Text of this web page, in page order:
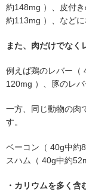
約148mg ）、皮付
約113mg ）、などに
また、肉だけでなく
例えば鶏のレバー（
120mg ）、豚のレ
一方、同じ動物の肉
す。
ベーコン（ 40g中約
スハム（ 40g中約
・カリウムを多く含